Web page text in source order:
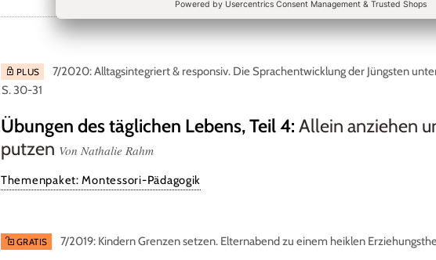
PLUS
7/2020: Alltagsintegriert & responsiv. Die Sprachentwicklung der Jüngsten
S. 30-31
Übungen des täglichen Lebens, Teil 4: Allein anziehen
putzen Von Nathalie Rahm
Themenpaket: Montessori-Pädagogik
GRATIS 7/2019: Kindern Grenzen setzen. Elternabend zu einem heiklen